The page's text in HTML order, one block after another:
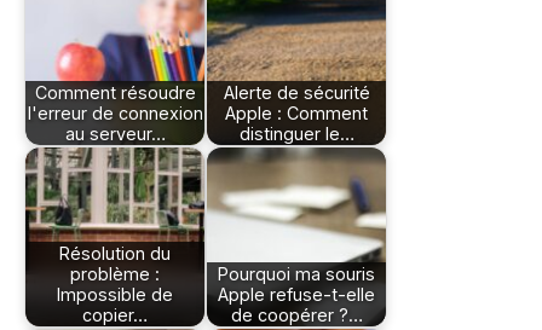
Comment résoudre
l'erreur de connexion
au serveur…
Alerte de sécurité
Apple : Comment
distinguer le…
Résolution du
problème :
Impossible de
copier…
Pourquoi ma souris
Apple refuse-t-elle
de coopérer ?…